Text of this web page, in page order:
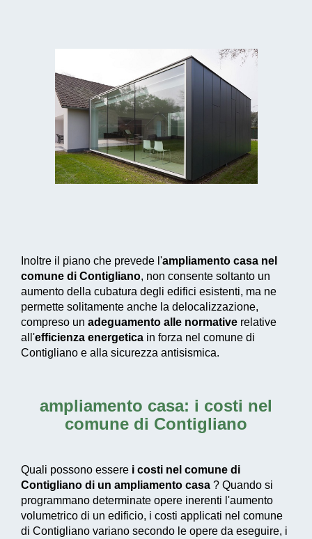
Inoltre il piano che prevede l'ampliamento casa nel
comune di Contigliano, non consente soltanto un
aumento della cubatura degli edifici esistenti, ma ne
permette solitamente anche la delocalizzazione,
compreso un adeguamento alle normative relative
all'efficienza energetica in forza nel comune di
Contigliano e alla sicurezza antisismica.
ampliamento casa: i costi nel
comune di Contigliano
Quali possono essere i costi nel comune di
Contigliano di un ampliamento casa ? Quando si
programmano determinate opere inerenti l'aumento
volumetrico di un edificio, i costi applicati nel comune
di Contigliano variano secondo le opere da eseguire, i